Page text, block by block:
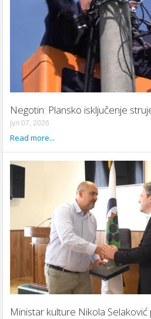
Negotin: Plansko isključenje
јул 07, 2026
Read more...
Ministar kulture Nikola